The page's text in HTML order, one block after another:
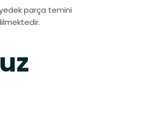
yedek parça temini